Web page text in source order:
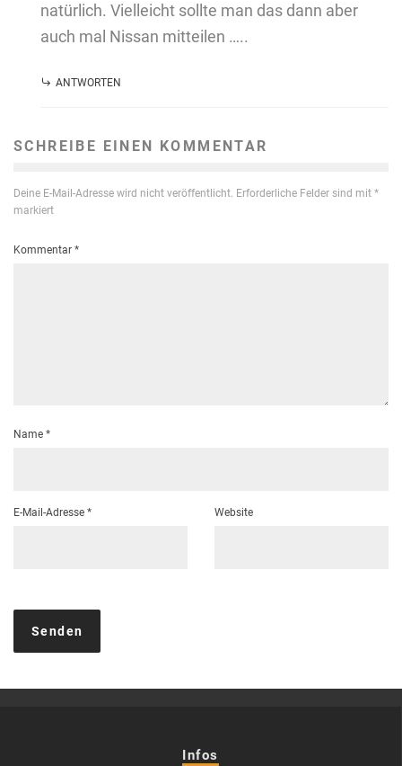
natürlich. Vielleicht sollte man das dann aber
auch mal Nissan mitteilen …..
ANTWORTEN
SCHREIBE EINEN KOMMENTAR
Deine E-Mail-Adresse wird nicht veröffentlicht. Erforderliche Felder sind mit *
markiert
Kommentar *
Name *
E-Mail-Adresse * Website
Infos